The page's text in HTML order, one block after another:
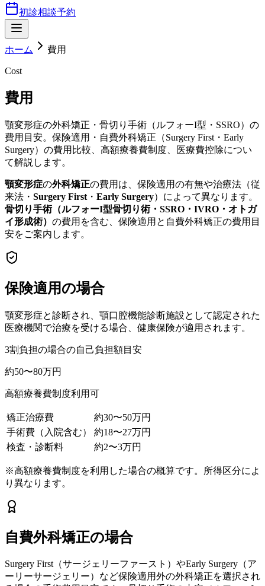
初診相談予約
ホーム 費用
Cost
費用
顎変形症の外科矯正・骨切り手術（ルフォーI型・SSRO）の
費用目安。保険適用・自費外科矯正（Surgery First・Early
Surgery）の費用比較、高額療養費制度、医療費控除につい
て解説します。
顎変形症の外科矯正の費用は、保険適用の有無や治療法（従
来法・ Surgery First ・ Early Surgery）によって異なります。
骨切り手術（ルフォーI型骨切り術・SSRO・IVRO・オトガ
イ形成術） の費用を含む、保険適用と自費外科矯正の費用目
安をご案内します。
保険適用の場合
顎変形症と診断され、顎口腔機能診断施設として認定された
医療機関で治療を受ける場合、健康保険が適用されます。
3割負担の場合の自己負担額目安
約50〜80万円
高額療養費制度利用可
矯正治療費
約30〜50万円
手術費（入院含む）
約18〜27万円
検査・診断料
約2〜3万円
※高額療養費制度を利用した場合の概算です。所得区分によ
り異なります。
自費外科矯正の場合
Surgery First（サージェリーファースト）やEarly Surgery（ア
ーリーサージェリー）など保険適用外の外科矯正を選択され